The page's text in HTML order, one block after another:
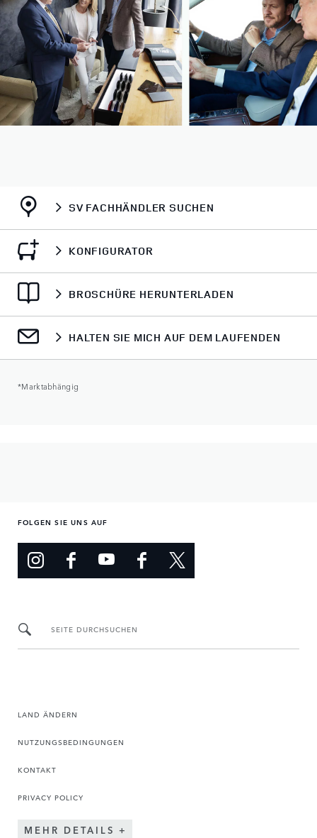
SV FACHHÄNDLER SUCHEN
KONFIGURATOR
BROSCHÜRE HERUNTERLADEN
HALTEN SIE MICH AUF DEM LAUFENDEN
*Marktabhängig
FOLGEN SIE UNS AUF
SEITE DURCHSUCHEN
LAND ÄNDERN
NUTZUNGSBEDINGUNGEN
KONTAKT
PRIVACY POLICY
MEHR DETAILS